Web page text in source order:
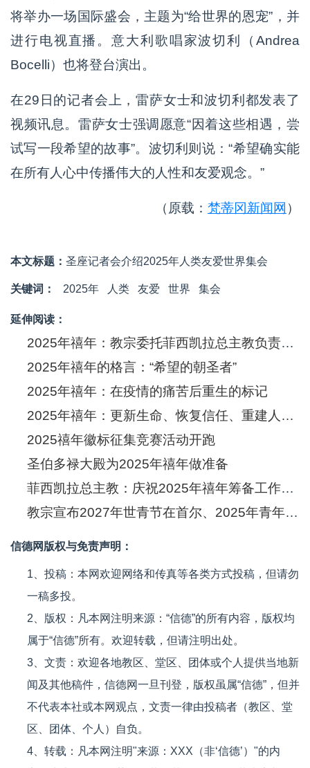
将举办一场国际盛会，主题为“给世界的恩宠”，并
进行电视直播。意大利歌唱家波切利（Andrea
Bocelli）也将登台演出。
在29日的记者会上，雷萨女士和波切利都发表了
视频讯息。雷萨女士强调愿意“因着这些相遇，尝
试写一段希望的故事”。波切利则说：“希望确实能
在所有人心中传播伟大的人性和友爱观念。”
（原载： 梵蒂冈新闻网 ）
本文标题： 圣座记者会介绍2025年人类友爱世界集会
关键词： 2025年 人类 友爱 世界 集会
延伸阅读：
2025年禧年：教宗委托菲西凯拉总主教负责筹备工作
2025年禧年的格言：“希望的朝圣者”
2025年禧年：在疫情的痛苦后重生的标记
2025年禧年：更新生命、恢复信任、重建人际关系
2025禧年徽标征集竞赛活动开跑
圣伯多禄大殿为2025年禧年做准备
菲西凯拉总主教：庆祝2025年禧年筹备工作正式启动
教宗宣布2027年世青节在首尔、2025年青年禧年在罗马
信德网版权与免责声明：
1、投稿：本网欢迎网络和传真等各类方式投稿，但请勿
一稿多投。
2、版权：凡本网注明来源：“信德”的所有内容，版权均
属于“信德”所有。欢迎转载，但请注明出处。
3、文责：欢迎各地教区、堂区、团体或个人提供当地新
闻及其他稿件，信德网一旦刊登，版权虽属“信德”，但并
不代表本社或本网观点，文责一律由投稿者（教区、堂
区、团体、个人）自负。
4、转载：凡本网注明"来源：XXX（非‘信德’）"的内